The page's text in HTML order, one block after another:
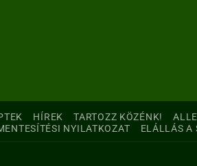
HÍREK TARTOZZ KÖZÉNK!
NYILATKOZAT ELÁLLÁS A